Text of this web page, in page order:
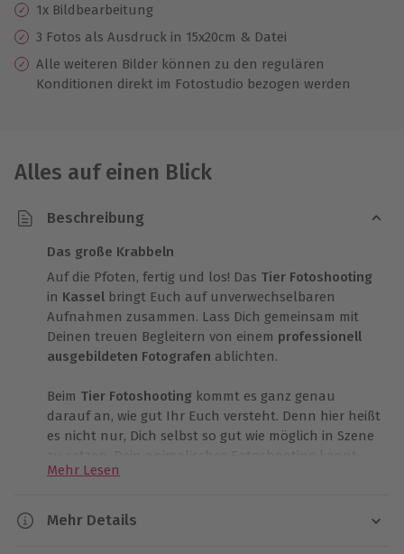
1x Bildbearbeitung
3 Fotos als Ausdruck in 15x20cm & Datei
Alle weiteren Bilder können zu den regulären
Konditionen direkt im Fotostudio bezogen werden
Alles auf einen Blick
Beschreibung
Das große Krabbeln
Auf die Pfoten, fertig und los! Das Tier Fotoshooting
in Kassel bringt Euch auf unverwechselbaren
Aufnahmen zusammen. Lass Dich gemeinsam mit
Deinen treuen Begleitern von einem professionell
ausgebildeten Fotografen ablichten.
Beim Tier Fotoshooting kommt es ganz genau
darauf an, wie gut Ihr Euch versteht. Denn hier heißt
es nicht nur, Dich selbst so gut wie möglich in Szene
zu setzen. Dein animalisches Fotoshooting kennt
weder Einschränkungen noch Kleiderordnungen,
freien Lauf lassen. Vor allem kommt es auf das
Mehr Lesen
Mehr Details